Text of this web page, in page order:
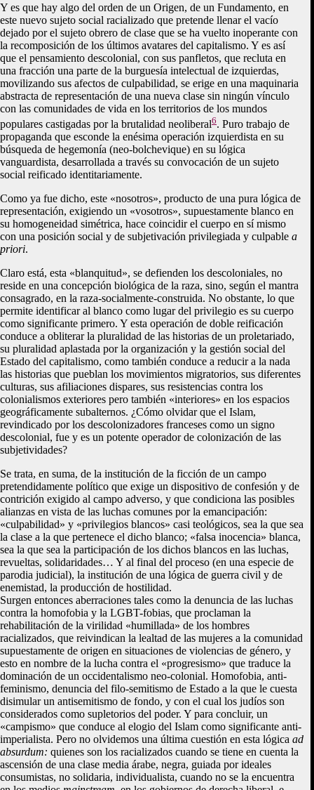
Y es que hay algo del orden de un Origen, de un Fundamento, en
este nuevo sujeto social racializado que pretende llenar el vacío
dejado por el sujeto obrero de clase que se ha vuelto inoperante con
la recomposición de los últimos avatares del capitalismo. Y es así
que el pensamiento descolonial, con sus panfletos, que recluta en
una fracción una parte de la burguesía intelectual de izquierdas,
movilizando sus afectos de culpabilidad, se erige en una maquinaria
abstracta de representación de una nueva clase sin ningún vínculo
con las comunidades de vida en los territorios de los mundos
populares castigadas por la brutalidad neoliberal6. Puro trabajo de
propaganda que esconde la enésima operación izquierdista en su
búsqueda de hegemonía (neo-bolchevique) en su lógica
vanguardista, desarrollada a través su convocación de un sujeto
social reificado identitariamente.
Como ya fue dicho, este «nosotros», producto de una pura lógica de
representación, exigiendo un «vosotros», supuestamente blanco en
su homogeneidad simétrica, hace coincidir el cuerpo en sí mismo
con una posición social y de subjetivación privilegiada y culpable a
priori.
Claro está, esta «blanquitud», se defienden los descoloniales, no
reside en una concepción biológica de la raza, sino, según el mantra
consagrado, en la raza-socialmente-construida. No obstante, lo que
permite identificar al blanco como lugar del privilegio es su cuerpo
como significante primero. Y esta operación de doble reificación
conduce a obliterar la pluralidad de las historias de un proletariado,
su pluralidad aplastada por la organización y la gestión social del
Estado del capitalismo, como también conduce a reducir a la nada
las historias que pueblan los movimientos migratorios, sus diferentes
culturas, sus afiliaciones dispares, sus resistencias contra los
colonialismos exteriores pero también «interiores» en los espacios
geográficamente subalternos. ¿Cómo olvidar que el Islam,
revindicado por los descolonizadores franceses como un signo
descolonial, fue y es un potente operador de colonización de las
subjetividades?
Se trata, en suma, de la institución de la ficción de un campo
pretendidamente político que exige un dispositivo de confesión y de
contrición exigido al campo adverso, y que condiciona las posibles
alianzas en vista de las luchas comunes por la emancipación:
«culpabilidad» y «privilegios blancos» casi teológicos, sea la que sea
la clase a la que pertenece el dicho blanco; «falsa inocencia» blanca,
sea la que sea la participación de los dichos blancos en las luchas,
revueltas, solidaridades… Y al final del proceso (en una especie de
parodia judicial), la institución de una lógica de guerra civil y de
enemistad, la producción de hostilidad.
Surgen entonces aberraciones tales como la denuncia de las luchas
contra la homofobia y la LGBT-fobias, que proclaman la
rehabilitación de la virilidad «humillada» de los hombres
racializados, que reivindican la lealtad de las mujeres a la comunidad
supuestamente de origen en situaciones de violencias de género, y
esto en nombre de la lucha contra el «progresismo» que traduce la
dominación de un occidentalismo neo-colonial. Homofobia, anti-
feminismo, denuncia del filo-semitismo de Estado a la que le cuesta
disimular un antisemitismo de fondo, y con el cual los judíos son
considerados como supletorios del poder. Y para concluir, un
«campismo» que conduce al elogio del Islam como significante anti-
imperialista. Pero no olvidemos una última cuestión en esta lógica ad
absurdum: quienes son los racializados cuando se tiene en cuenta la
ascensión de una clase media árabe, negra, guiada por ideales
consumistas, no solidaria, individualista, cuando no se la encuentra